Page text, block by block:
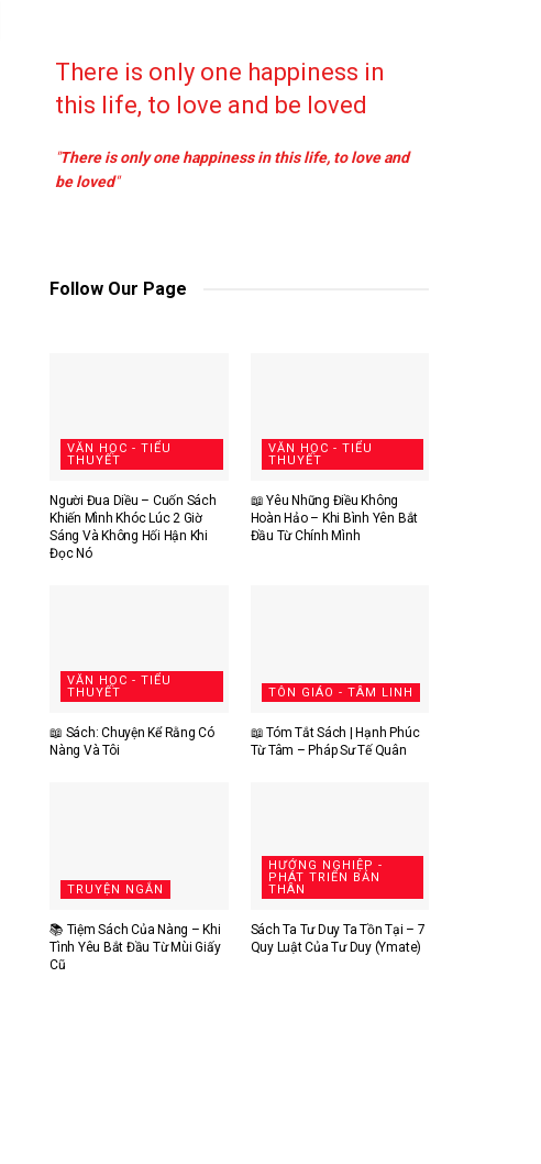
There is only one happiness in
this life, to love and be loved
"There is only one happiness in this life, to love and
be loved"
Follow Our Page
VĂN HỌC - TIỂU
THUYẾT
Người Đua Diều – Cuốn Sách
Khiến Mình Khóc Lúc 2 Giờ
Sáng Và Không Hối Hận Khi
Đọc Nó
VĂN HỌC - TIỂU
THUYẾT
📖 Yêu Những Điều Không
Hoàn Hảo – Khi Bình Yên Bắt
Đầu Từ Chính Mình
VĂN HỌC - TIỂU
THUYẾT
📖 Sách: Chuyện Kể Rằng Có
Nàng Và Tôi
TÔN GIÁO - TÂM LINH
📖 Tóm Tắt Sách | Hạnh Phúc
Từ Tâm – Pháp Sư Tế Quân
TRUYỆN NGẮN
📚 Tiệm Sách Của Nàng – Khi
Tình Yêu Bắt Đầu Từ Mùi Giấy
Cũ
HƯỚNG NGHIỆP -
PHÁT TRIỂN BẢN
THÂN
Sách Ta Tư Duy Ta Tồn Tại – 7
Quy Luật Của Tư Duy (Ymate)